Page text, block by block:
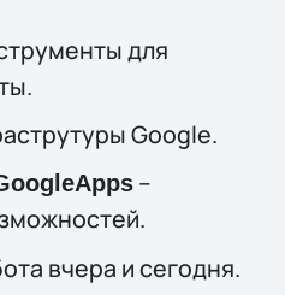
для
Google.
–
вчера и сегодня.